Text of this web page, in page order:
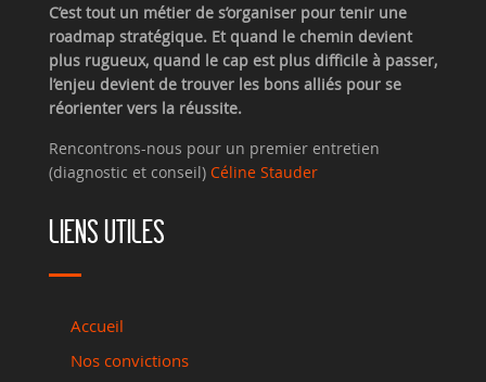
C’est tout un métier de s’organiser pour tenir une
roadmap stratégique. Et quand le chemin devient
plus rugueux, quand le cap est plus difficile à passer,
l’enjeu devient de trouver les bons alliés pour se
réorienter vers la réussite.
Rencontrons-nous pour un premier entretien
(diagnostic et conseil) Céline Stauder
LIENS UTILES
Accueil
Nos convictions